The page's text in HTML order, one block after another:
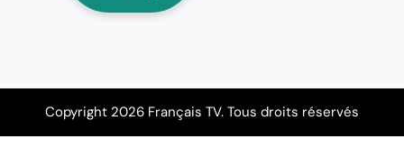
Copyright 2026 Français TV. Tous droits réservés